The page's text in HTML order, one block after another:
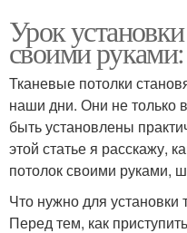
Урок
своими
Тканевые потолки
наши дни. Они не только
быть установлены
этой статье я расскажу,
потолок своими руками,
Что нужно для установки
Перед тем, как